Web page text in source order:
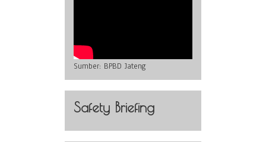
Sumber: BPBD Jateng
Safety Briefing